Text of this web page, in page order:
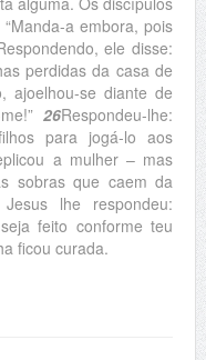
a embora, pois
ele disse:
perdidas da casa de
ajoelhou-se diante de
me!”26Respondeu-lhe:
para jogá-lo aos
a mulher – mas
sobras que caem da
lhe respondeu:
feito conforme teu
ficou curada.